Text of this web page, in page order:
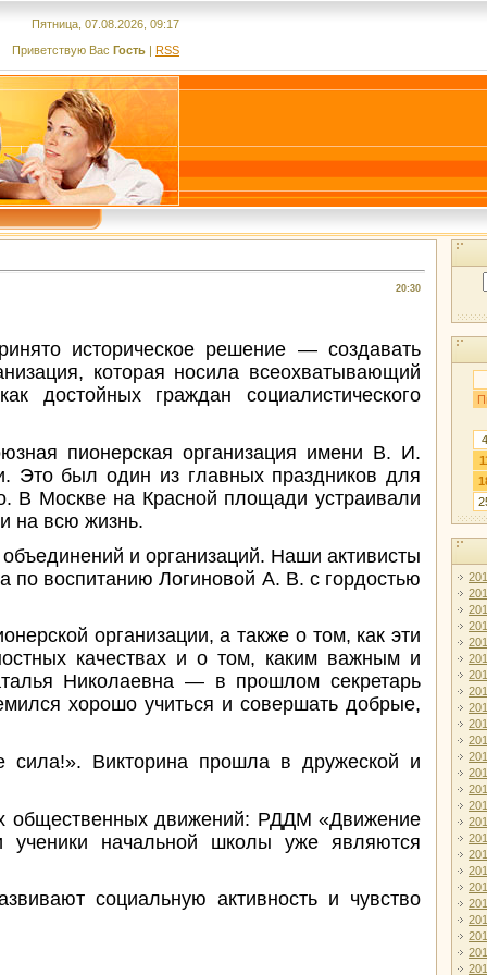
Пятница, 07.08.2026, 09:17
Приветствую Вас Гость | RSS
20:30
историческое решение — создавать
которая носила всеохватывающий
достойных граждан социалистического
пионерская организация имени В. И.
Это был один из главных праздников для
В Москве на Красной площади устраивали
на всю жизнь.
и организаций. Наши активисты
по воспитанию Логиновой А. В. с гордостью
организации, а также о том, как эти
качествах и о том, каким важным и
Николаевна — в прошлом секретарь
хорошо учиться и совершать добрые,
сила!». Викторина прошла в дружеской и
общественных движений: РДДМ «Движение
начальной школы уже являются
социальную активность и чувство
4